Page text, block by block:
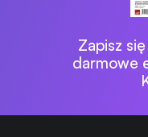
Zapisz
darmowe